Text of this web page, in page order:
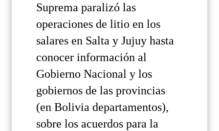
Suprema paralizó las
operaciones de litio en los
salares en Salta y Jujuy hasta
conocer información al
Gobierno Nacional y los
gobiernos de las provincias
(en Bolivia departamentos),
sobre los acuerdos para la